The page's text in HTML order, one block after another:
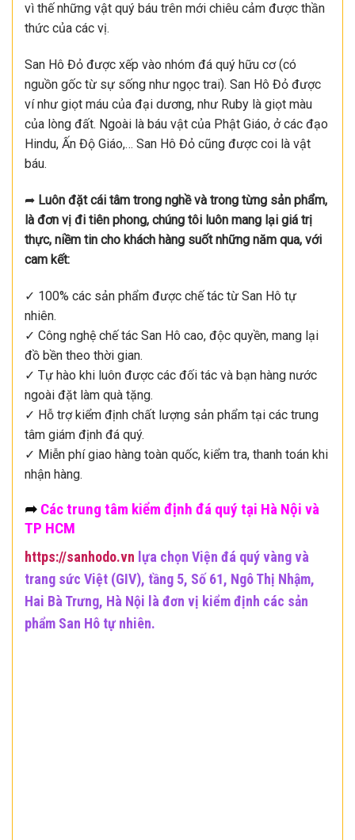
vì thế những vật quý báu trên mới chiêu cảm được thần
thức của các vị.
San Hô Đỏ được xếp vào nhóm đá quý hữu cơ (có
nguồn gốc từ sự sống như ngọc trai). San Hô Đỏ được
ví như giọt máu của đại dương, như Ruby là giọt màu
của lòng đất. Ngoài là báu vật của Phật Giáo, ở các đạo
Hindu, Ấn Độ Giáo,… San Hô Đỏ cũng được coi là vật
báu.
➦ Luôn đặt cái tâm trong nghề và trong từng sản phẩm,
là đơn vị đi tiên phong, chúng tôi luôn mang lại giá trị
thực, niềm tin cho khách hàng suốt những năm qua, với
cam kết:
✓ 100% các sản phẩm được chế tác từ San Hô tự
nhiên.
✓ Công nghệ chế tác San Hô cao, độc quyền, mang lại
đồ bền theo thời gian.
✓ Tự hào khi luôn được các đối tác và bạn hàng nước
ngoài đặt làm quà tặng.
✓ Hỗ trợ kiểm định chất lượng sản phẩm tại các trung
tâm giám định đá quý.
✓ Miễn phí giao hàng toàn quốc, kiểm tra, thanh toán khi
nhận hàng.
➦ Các trung tâm kiểm định đá quý tại Hà Nội và
TP HCM
https://sanhodo.vn lựa chọn Viện đá quý vàng và
trang sức Việt (GIV), tầng 5, Số 61, Ngô Thị Nhậm,
Hai Bà Trưng, Hà Nội là đơn vị kiểm định các sản
phẩm San Hô tự nhiên.